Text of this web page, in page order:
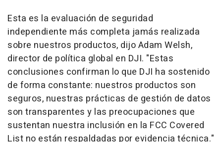
Esta es la evaluación de seguridad
independiente más completa jamás realizada
sobre nuestros productos, dijo Adam Welsh,
director de política global en DJI. "Estas
conclusiones confirman lo que DJI ha sostenido
de forma constante: nuestros productos son
seguros, nuestras prácticas de gestión de datos
son transparentes y las preocupaciones que
sustentan nuestra inclusión en la FCC Covered
List no están respaldadas por evidencia técnica."